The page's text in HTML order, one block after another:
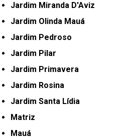
Jardim Miranda D'Aviz
Jardim Olinda Mauá
Jardim Pedroso
Jardim Pilar
Jardim Primavera
Jardim Rosina
Jardim Santa Lídia
Matriz
Mauá